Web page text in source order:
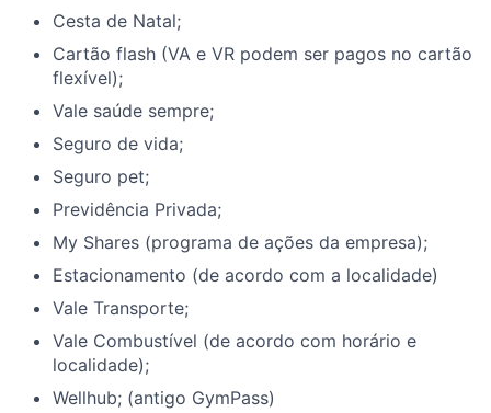
Cesta de Natal;
Cartão flash (VA e VR podem ser pagos no cartão
flexível);
Vale saúde sempre;
Seguro de vida;
Seguro pet;
Previdência Privada;
My Shares (programa de ações da empresa);
Estacionamento (de acordo com a localidade)
Vale Transporte;
Vale Combustível (de acordo com horário e
localidade);
Wellhub; (antigo GymPass)